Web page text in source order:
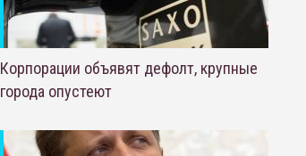
Корпорации объявят дефолт, крупные
города опустеют